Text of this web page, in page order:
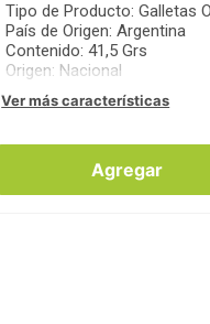
Tipo de Producto:Galletas
País de Origen:Argentina
Contenido:41,5 Grs
Origen: Nacional
Ver más características
Agregar